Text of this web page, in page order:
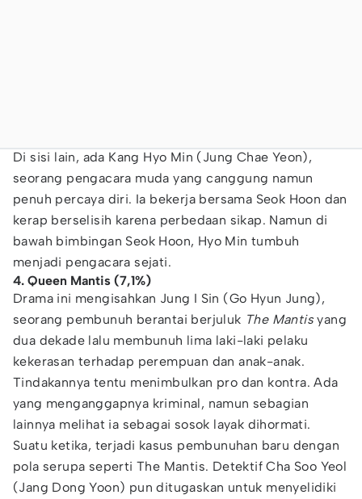
Di sisi lain, ada Kang Hyo Min (Jung Chae Yeon),
seorang pengacara muda yang canggung namun
penuh percaya diri. Ia bekerja bersama Seok Hoon dan
kerap berselisih karena perbedaan sikap. Namun di
bawah bimbingan Seok Hoon, Hyo Min tumbuh
menjadi pengacara sejati.
4. Queen Mantis (7,1%)
Drama ini mengisahkan Jung I Sin (Go Hyun Jung),
seorang pembunuh berantai berjuluk The Mantisyang
dua dekade lalu membunuh lima laki-laki pelaku
kekerasan terhadap perempuan dan anak-anak.
Tindakannya tentu menimbulkan pro dan kontra. Ada
yang menganggapnya kriminal, namun sebagian
lainnya melihat ia sebagai sosok layak dihormati.
Suatu ketika, terjadi kasus pembunuhan baru dengan
pola serupa seperti The Mantis. Detektif Cha Soo Yeol
(Jang Dong Yoon) pun ditugaskan untuk menyelidiki